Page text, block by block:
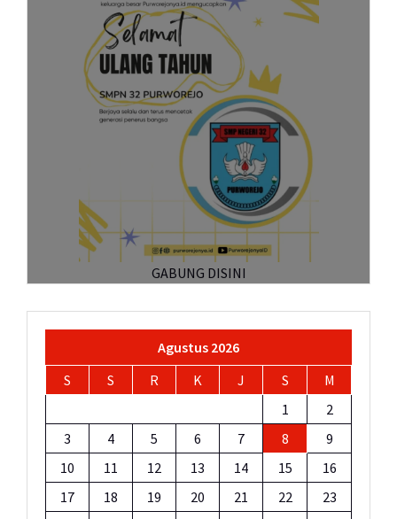
GABUNG DISINI
Agustus 2026
S
S R K J S
M
1
2
3
4 5 6 7 8
9
10
11 12 13 14 15
16
17
18 19 20 21 22
23